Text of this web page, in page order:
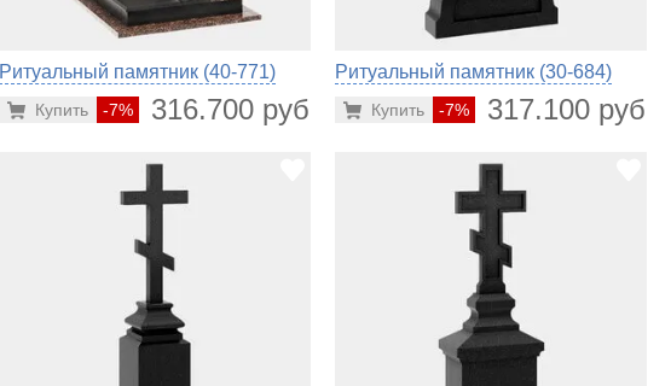
Ритуальный памятник (40-771)
-7% 316.700 руб.
Купить
Ритуальный памятник (30-684)
-7% 317.100 руб.
Купить